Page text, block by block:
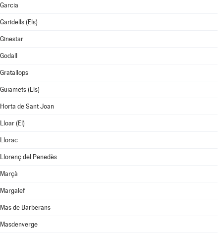
Garcia
Garidells (Els)
Ginestar
Godall
Gratallops
Guiamets (Els)
Horta de Sant Joan
Lloar (El)
Llorac
Llorenç del Penedès
Marçà
Margalef
Mas de Barberans
Masdenverge